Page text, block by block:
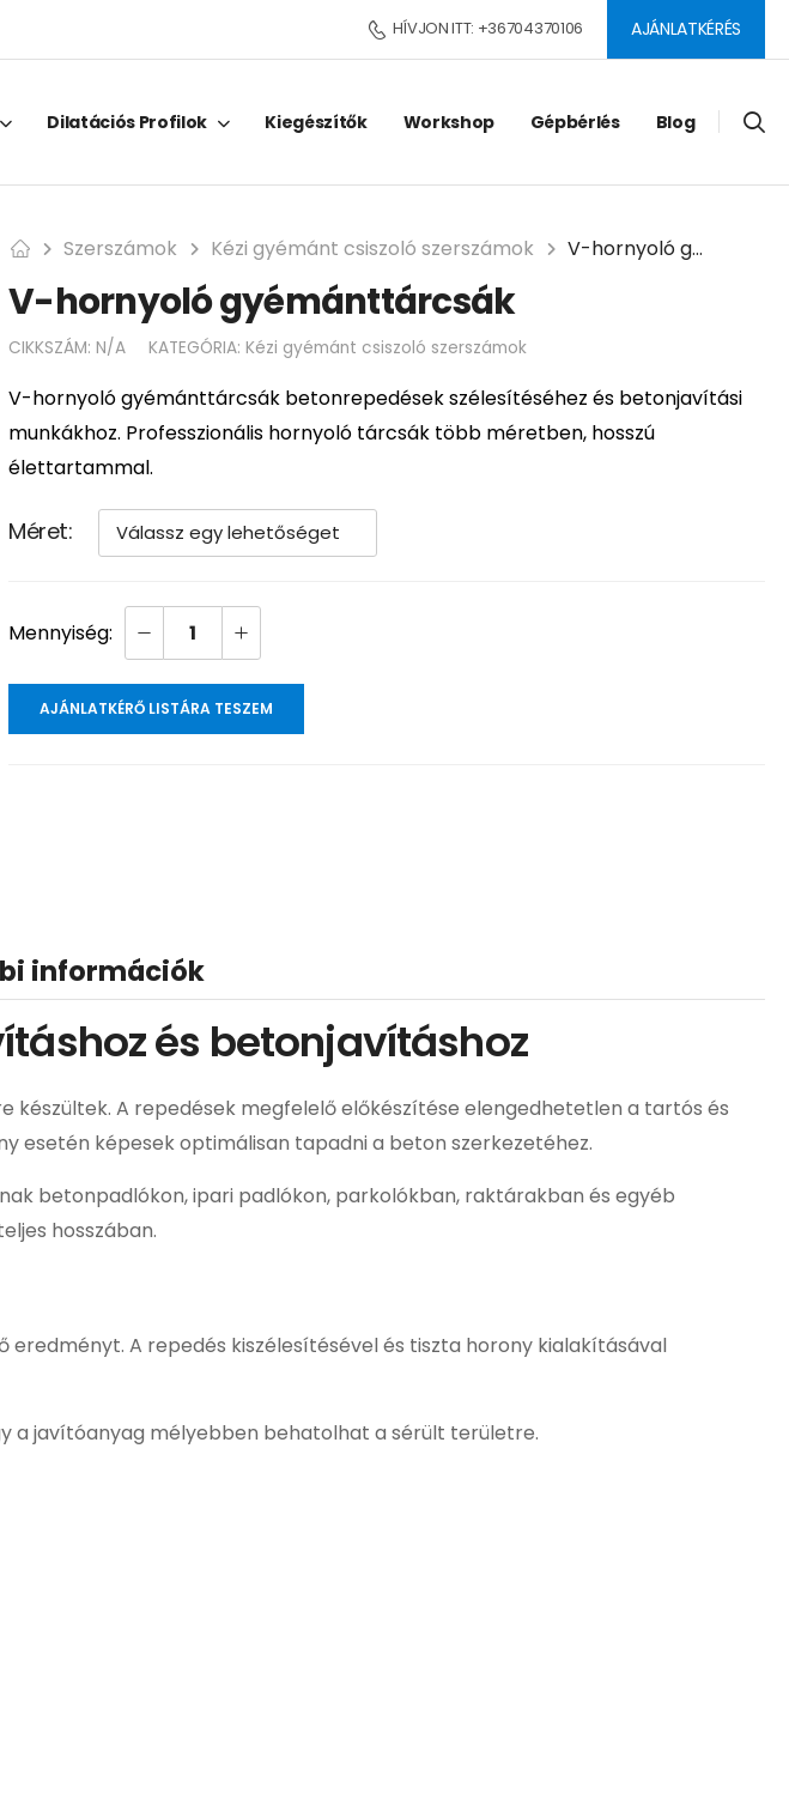
HÍVJON ITT: +36704370106 AJÁNLATKÉRÉS
Dilatációs Profilok Kiegészítők Workshop Gépbérlés Blog
Szerszámok Kézi gyémánt csiszoló szerszámok V-hornyoló gyémánttárcsák
V-hornyoló gyémánttárcsák
CIKKSZÁM: N/A KATEGÓRIA: Kézi gyémánt csiszoló szerszámok
V-hornyoló gyémánttárcsák betonrepedések szélesítéséhez és betonjavítási
munkákhoz. Professzionális hornyoló tárcsák több méretben, hosszú
élettartammal.
Méret
AJÁNLATKÉRŐ LISTÁRA TESZEM
információk
és betonjavításhoz
készültek. A repedések megfelelő előkészítése elengedhetetlen a tartós és
esetén képesek optimálisan tapadni a beton szerkezetéhez.
betonpadlókon, ipari padlókon, parkolókban, raktárakban és egyéb
hosszában.
A repedés kiszélesítésével és tiszta horony kialakításával
a javítóanyag mélyebben behatolhat a sérült területre.